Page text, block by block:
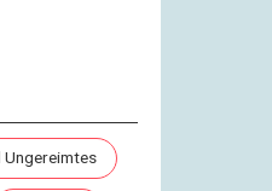
Ungereimtes